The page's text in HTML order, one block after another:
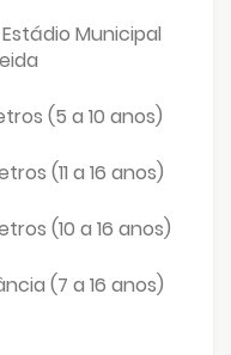
Municipal
(5 a 10 anos)
(11 a 16 anos)
(10 a 16 anos)
(7 a 16 anos)